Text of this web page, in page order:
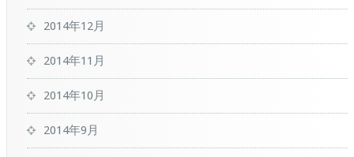
2014年12月
2014年11月
2014年10月
2014年9月